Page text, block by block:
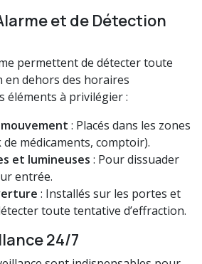
et de Détection
permettent de détecter toute
dehors des horaires
éléments à privilégier :
: Placés dans les zones
médicaments, comptoir).
et lumineuses : Pour dissuader
entrée.
: Installés sur les portes et
toute tentative d’effraction.
24/7